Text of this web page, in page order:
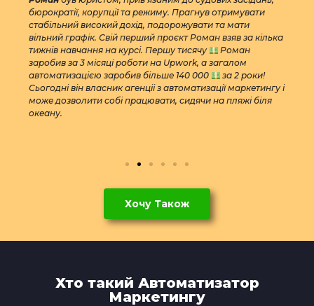
бюрократії, корупції та режиму. Прагнув отримувати
стабільний високий дохід, подорожувати та мати
вільний графік. Свій перший проєкт Роман взяв за кілька
тижнів навчання на курсі. Першу тисячу
Роман
заробив за 3 місяці роботи на Upwork, а загалом
автоматизацією заробив більше 140 000
за 2 роки!
Сьогодні він власник агенціі з автоматизації маркетингу і
може дозволити собі працювати, сидячи на пляжі біля
океану.
Хочу Також
Хто такий Автоматизатор
Маркетингу